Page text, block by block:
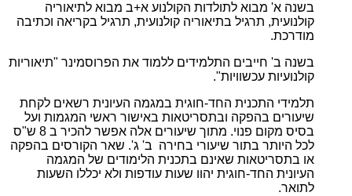
בשנה א' מבוא לתולדות הקולנוע א+ב מבוא לתיאוריה
קולנועית, תרגיל בתיאוריה קולנועית, תרגיל בקריאה וכתיבה
מודרכת.
בשנה ב' חייבים התלמידים ללמוד את הפרוסמינר "תיאוריות
קולנועיות עכשוויות".
תלמידי התכנית החד-חוגית במגמה העיונית רשאים לקחת
שיעורים בהפקה ובתסריטאות באישור ראשי המגמות ועל
בסיס מקום פנוי. מתוך שיעורים אלה אפשר להכיר ב 8 ש"ס
לכל היותר בתור שיעורי בחירה ב' ג'. שאר הקורסים בהפקה
או בתסריטאות שאינם בתכנית הלימודים של המגמה
העיונית החד-חוגית יהוו שעות עודפות ולא יכללו השעות
לתואר.